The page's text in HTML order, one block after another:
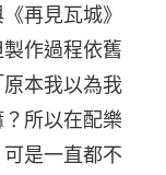
再見瓦城》
作過程依舊
本我以為我
所以在配樂
是一直都不